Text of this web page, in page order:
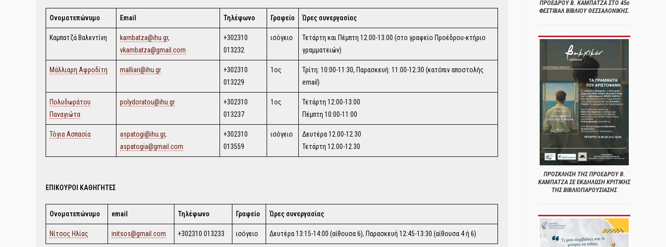
Ονοματεπώνυμο Email Τηλέφωνο Γραφείο Ώρες συνεργασίας
Καμπατζά Βαλεντίνη kambatza@ihu.gr,
vkambatza@gmail.com
+302310
013232
ισόγειο
Τετάρτη και Πέμπτη 12.00-13.00 (στο γραφείο Προέδρου-κτήριο
γραμματειών)
Μάλλιαρη Αφροδίτη malliari@ihu.gr
+302310
013229
1ος
Τρίτη: 10:00-11:30, Παρασκευή: 11:00-12:30 (κατόπιν αποστολής
email)
Πολυδωράτου
Παναγιώτα
polydoratou@ihu.gr
+302310
013237
1ος
Τετάρτη 12:00-13:00
Πέμπτη 10:00-11:00
Τόγια Ασπασία aspatogi@ihu.gr,
aspatogia@gmail.com
+302310
013559
ισόγειο
Δευτέρα 12.00-12.30
Τετάρτη 12.00-12.30
ΕΠΙΚΟΥΡΟΙ ΚΑΘΗΓΗΤΕΣ
Ονοματεπώνυμο email Τηλέφωνο Γραφείο Ώρες συνεργασίας
Νίτσος Ηλίας initsos@gmail.com +302310 013233 ισόγειο Δευτέρα 13:15-14:00 (αίθουσα 6), Παρασκευή 12:45-13:30 (αίθουσα 4 ή 6)
ΠΡΟΕΔΡΟΥ Β. ΚΑΜΠΑΤΖΑ ΣΤΟ 45ο
ΦΕΣΤΙΒΑΛ ΒΙΒΛΙΟΥ ΘΕΣΣΑΛΟΝΙΚΗΣ.
ΠΡΟΣΚΛΗΣΗ ΤΗΣ ΠΡΟΕΔΡΟΥ Β.
ΚΑΜΠΑΤΖΑ ΣΕ ΕΚΔΗΛΩΣΗ ΚΡΙΤΙΚΗΣ
ΤΗΣ ΒΙΒΛΙΟΠΑΡΟΥΣΙΑΣΗΣ